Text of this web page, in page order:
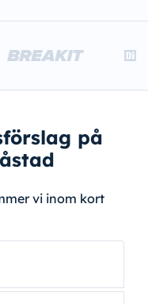
på
vi inom kort